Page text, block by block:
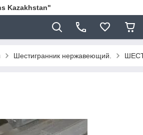
Kazakhstan"
Шестигранник нержавеющий.